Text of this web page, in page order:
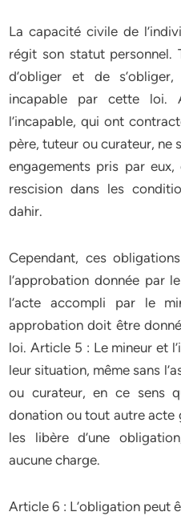
La capacité civile de
régit son statut personnel.
d’obliger et de
incapable par cette
l’incapable, qui ont
père, tuteur ou curateur, ne
engagements pris par
rescision dans les
dahir.
Cependant, ces
l’approbation donnée par
l’acte accompli par le
approbation doit être
loi. Article 5 : Le mineur et
leur situation, même sans
ou curateur, en ce sens
donation ou tout autre acte
les libère d’une
aucune charge.
Article 6 : L’obligation peut